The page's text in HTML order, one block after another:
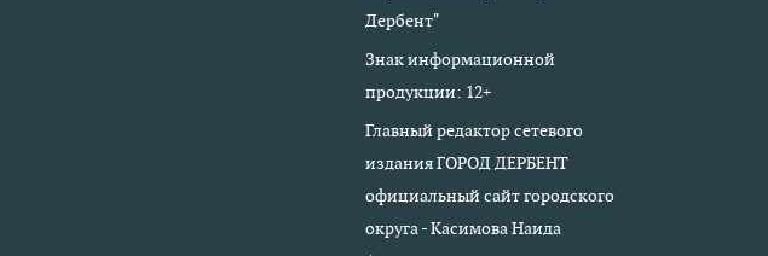
Дербент"
Знак информационной
продукции: 12+
Главный редактор сетевого
издания ГОРОД ДЕРБЕНТ
официальный сайт городского
округа - Касимова Наида